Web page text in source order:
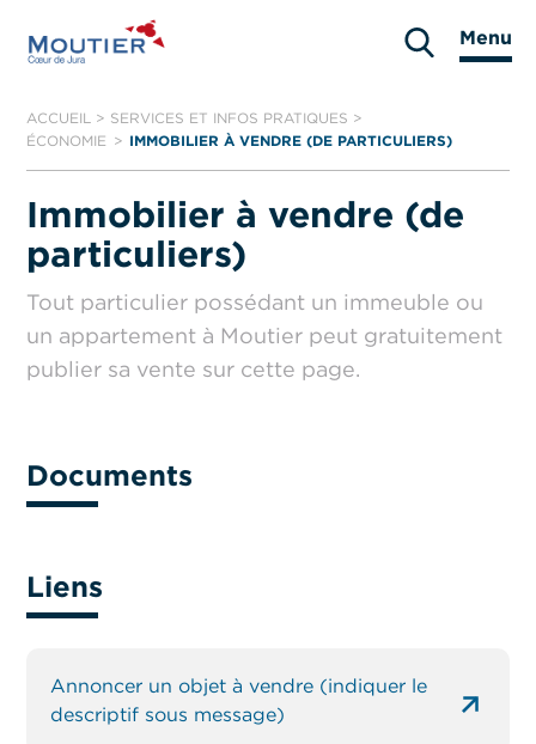
Moutier
Menu
ACCUEIL > SERVICES ET INFOS PRATIQUES >
ÉCONOMIE
IMMOBILIER À VENDRE (DE PARTICULIERS)
Immobilier à vendre (de
particuliers)
Tout particulier possédant un immeuble ou
un appartement à Moutier peut gratuitement
publier sa vente sur cette page.
Documents
Liens
Annoncer un objet à vendre (indiquer le
descriptif sous message)